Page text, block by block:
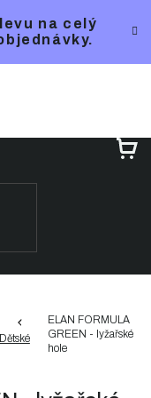
na celý
Dětské
ELAN FORMULA
GREEN - lyžařské
hole